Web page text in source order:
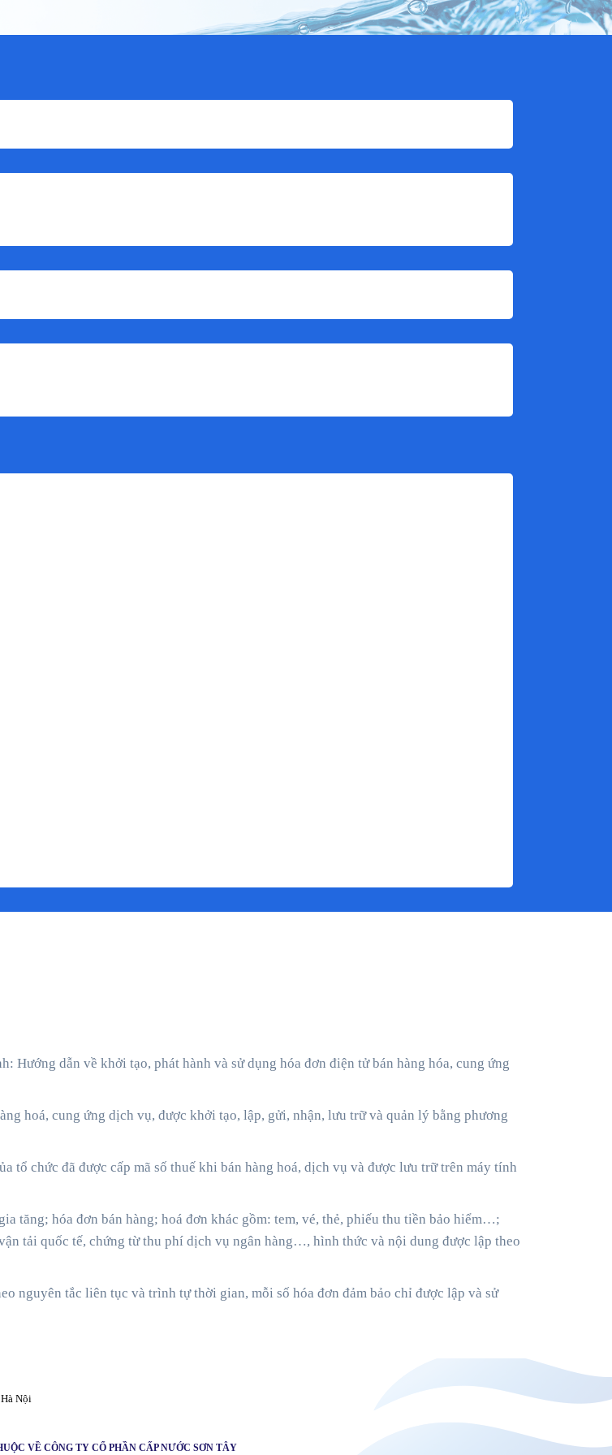
Hướng dẫn về khởi tạo, phát hành và sử dụng hóa đơn điện tử bán hàng hóa, cung ứng
hoá, cung ứng dịch vụ, được khởi tạo, lập, gửi, nhận, lưu trữ và quản lý bằng phương
tổ chức đã được cấp mã số thuế khi bán hàng hoá, dịch vụ và được lưu trữ trên máy tính
tăng; hóa đơn bán hàng; hoá đơn khác gồm: tem, vé, thẻ, phiếu thu tiền bảo hiểm…;
tải quốc tế, chứng từ thu phí dịch vụ ngân hàng…, hình thức và nội dung được lập theo
nguyên tắc liên tục và trình tự thời gian, mỗi số hóa đơn đảm bảo chỉ được lập và sử
Nội
VỀ CÔNG TY CỔ PHẦN CẤP NƯỚC SƠN TÂY